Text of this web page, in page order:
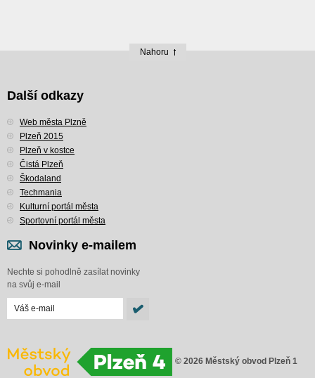
Nahoru
Další odkazy
Web města Plzně
Plzeň 2015
Plzeň v kostce
Čistá Plzeň
Škodaland
Techmania
Kulturní portál města
Sportovní portál města
Novinky e-mailem
Nechte si pohodlně zasílat novinky
na svůj e-mail
© 2026 Městský obvod Plzeň 1